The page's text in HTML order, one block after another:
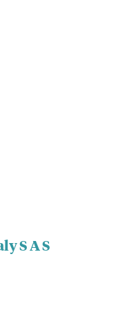
S A S